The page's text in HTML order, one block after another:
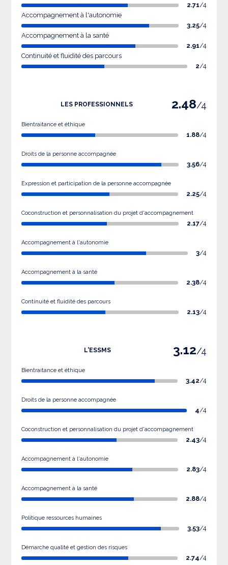
2.71/4
Accompagnement à l'autonomie
3.25/4
Accompagnement à la santé
2.91/4
Continuité et fluidité des parcours
2/4
LES PROFESSIONNELS 2.48/4
Bientraitance et éthique
1.88/4
Droits de la personne accompagnée
3.56/4
Expression et participation de la personne accompagnée
2.25/4
Coconstruction et personnalisation du projet d'accompagnement
2.17/4
Accompagnement à l'autonomie
3/4
Accompagnement à la santé
2.38/4
Continuité et fluidité des parcours
2.13/4
L'ESSMS 3.12/4
Bientraitance et éthique
3.42/4
Droits de la personne accompagnée
4/4
Coconstruction et personnalisation du projet d'accompagnement
2.43/4
Accompagnement à l'autonomie
2.83/4
Accompagnement à la santé
2.88/4
Politique ressources humaines
3.53/4
Démarche qualité et gestion des risques
2.74/4